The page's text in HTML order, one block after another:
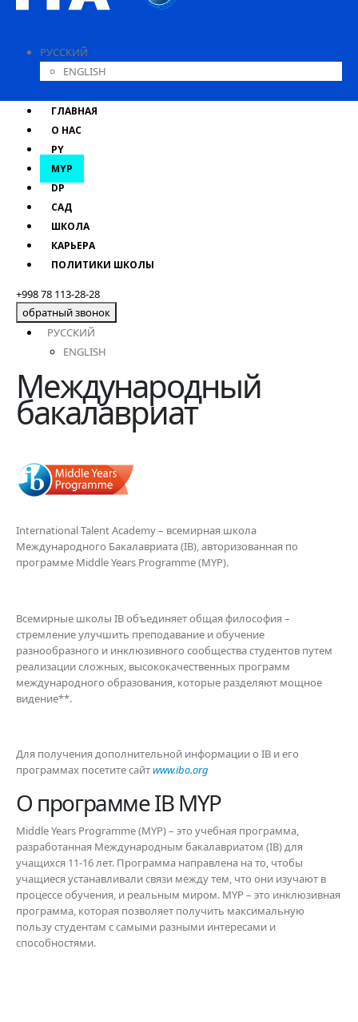
РУССКИЙ
ENGLISH
ГЛАВНАЯ
О НАС
PY
MYP
DP
САД
ШКОЛА
КАРЬЕРА
ПОЛИТИКИ ШКОЛЫ
+998 78 113-28-28
обратный звонок
РУССКИЙ
ENGLISH
Международный
бакалавриат
International Talent Academy – всемирная школа
Международного Бакалавриата (IB), авторизованная по
программе Middle Years Programme (MYP).
Всемирные школы IB объединяет общая философия –
стремление улучшить преподавание и обучение
разнообразного и инклюзивного сообщества студентов путем
реализации сложных, высококачественных программ
международного образования, которые разделяют мощное
видение**.
Для получения дополнительной информации о IB и его
программах посетите сайтwww.ibo.org
О программе IB MYP
Middle Years Programme (MYP) – это учебная программа,
разработанная Международным бакалавриатом (IB) для
учащихся 11-16 лет. Программа направлена на то, чтобы
учащиеся устанавливали связи между тем, что они изучают в
процессе обучения, и реальным миром. MYP – это инклюзивная
программа, которая позволяет получить максимальную
пользу студентам с самыми разными интересами и
способностями.